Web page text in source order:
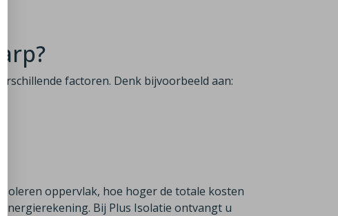
factoren. Denk bijvoorbeeld aan:
oppervlak, hoe hoger de totale kosten
Bij Plus Isolatie ontvangt u